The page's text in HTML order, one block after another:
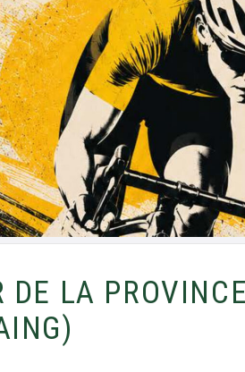
DE LA